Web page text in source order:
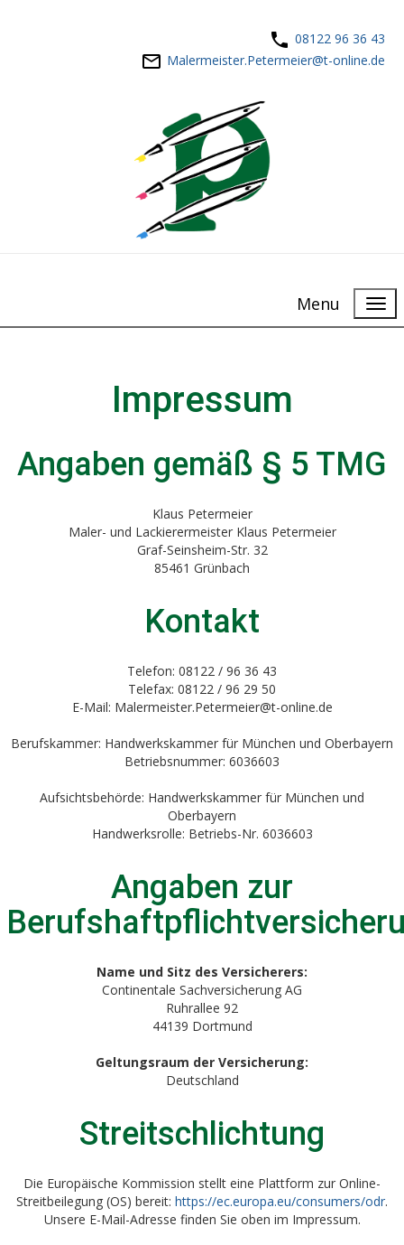
08122 96 36 43
Malermeister.Petermeier@t-online.de
Menu
Impressum
Angaben gemäß § 5 TMG
Klaus Petermeier
Maler- und Lackierermeister Klaus Petermeier
Graf-Seinsheim-Str. 32
85461 Grünbach
Kontakt
Telefon: 08122 / 96 36 43
Telefax: 08122 / 96 29 50
E-Mail: Malermeister.Petermeier@t-online.de
Berufskammer: Handwerkskammer für München und Oberbayern
Betriebsnummer: 6036603
Aufsichtsbehörde: Handwerkskammer für München und
Oberbayern
Handwerksrolle: Betriebs-Nr. 6036603
Angaben zur
Name und Sitz des Versicherers:
Continentale Sachversicherung AG
Ruhrallee 92
44139 Dortmund
Geltungsraum der Versicherung:
Deutschland
Streitschlichtung
Die Europäische Kommission stellt eine Plattform zur Online-
Streitbeilegung (OS) bereit: https://ec.europa.eu/consumers/odr.
Unsere E-Mail-Adresse finden Sie oben im Impressum.